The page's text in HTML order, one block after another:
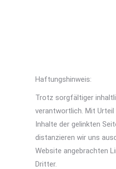
Haftungshinweis:
Trotz sorgfältiger
verantwortlich. Mit Urteil
Inhalte der gelinkten
distanzieren wir uns
Website angebrachten
Dritter.